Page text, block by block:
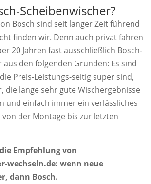
Scheibenwischer?
Bosch sind seit langer Zeit führend
finden wir. Denn auch privat fahren
20 Jahren fast ausschließlich Bosch-
aus den folgenden Gründen: Es sind
Preis-Leistungs-seitig super sind,
die lange sehr gute Wischergebnisse
und einfach immer ein verlässliches
der Montage bis zur letzten
Empfehlung von
wechseln.de: wenn neue
dann Bosch.